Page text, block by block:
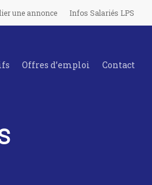
une annonce Infos Salariés LPS
Offres d’emploi Contact